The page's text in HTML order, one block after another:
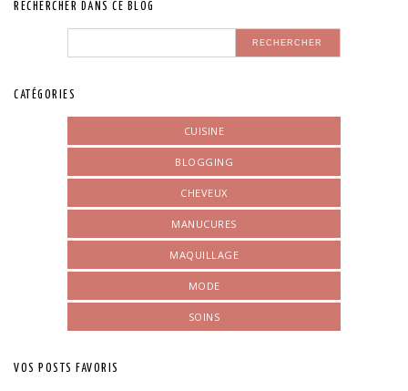
RECHERCHER DANS CE BLOG
CATÉGORIES
CUISINE
BLOGGING
CHEVEUX
MANUCURES
MAQUILLAGE
MODE
SOINS
VOS POSTS FAVORIS